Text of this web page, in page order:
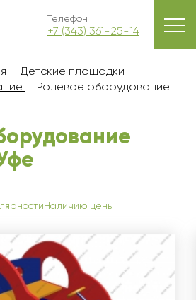
Телефон
+7 (343) 361-25-14
Детские площадки
Ролевое оборудование
Наличию цены